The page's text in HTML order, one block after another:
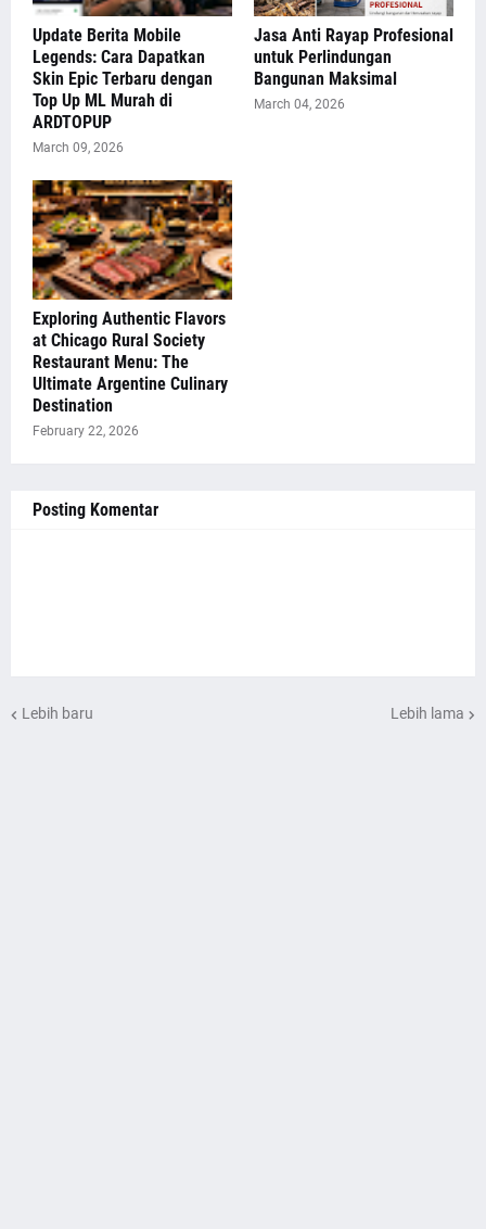
Update Berita Mobile
Legends: Cara Dapatkan
Skin Epic Terbaru dengan
Top Up ML Murah di
ARDTOPUP
March 09, 2026
Jasa Anti Rayap Profesional
untuk Perlindungan
Bangunan Maksimal
March 04, 2026
Exploring Authentic Flavors
at Chicago Rural Society
Restaurant Menu: The
Ultimate Argentine Culinary
Destination
February 22, 2026
Posting Komentar
Lebih baru Lebih lama